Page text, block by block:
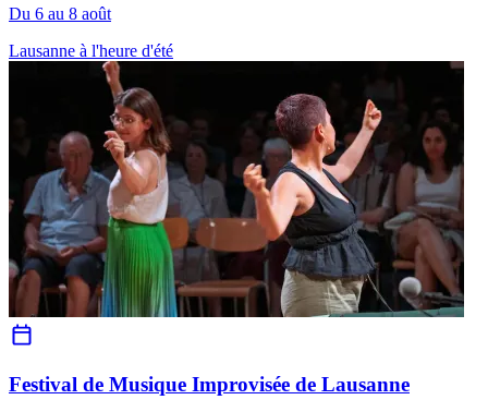
Du 6 au 8 août
Lausanne à l'heure d'été
Festival de Musique Improvisée de Lausanne